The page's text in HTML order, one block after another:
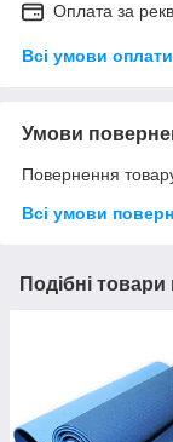
Оплата за
Всі умови оплати
Умови
Повернення
Всі умови
Подібні товари